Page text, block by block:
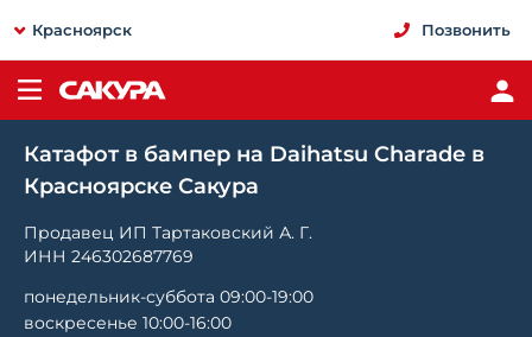
Красноярск Позвонить
Катафот в бампер на Daihatsu Charade в
Красноярске Сакура
Продавец ИП Тартаковский А. Г.
ИНН 246302687769
понедельник-суббота 09:00-19:00
воскресенье 10:00-16:00